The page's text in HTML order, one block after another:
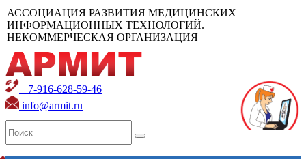
АССОЦИАЦИЯ РАЗВИТИЯ МЕДИЦИНСКИХ
ИНФОРМАЦИОННЫХ ТЕХНОЛОГИЙ.
НЕКОММЕРЧЕСКАЯ ОРГАНИЗАЦИЯ
+7-916-628-59-46
info@armit.ru